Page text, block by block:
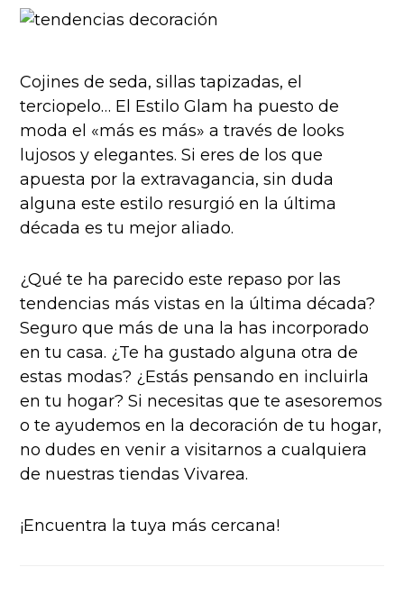
Cojines de seda, sillas tapizadas, el
terciopelo… El Estilo Glam ha puesto de
moda el «más es más» a través de looks
lujosos y elegantes. Si eres de los que
apuesta por la extravagancia, sin duda
alguna este estilo resurgió en la última
década es tu mejor aliado.
¿Qué te ha parecido este repaso por las
tendencias más vistas en la última década?
Seguro que más de una la has incorporado
en tu casa. ¿Te ha gustado alguna otra de
estas modas? ¿Estás pensando en incluirla
en tu hogar? Si necesitas que te asesoremos
o te ayudemos en la decoración de tu hogar,
no dudes en venir a visitarnos a cualquiera
de nuestras tiendas Vivarea.
¡Encuentra la tuya más cercana!